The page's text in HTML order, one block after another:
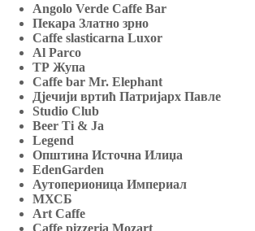
Angolo Verde Caffe Bar
Пекара Златно зрно
Caffe slasticarna Luxor
Al Parco
ТР Жупа
Caffe bar Mr. Elephant
Дјечији вртић Патријарх Павле
Studio Club
Beer Ti & Ja
Legend
Општина Источна Илиџа
EdenGarden
Аутоперионица Империал
МХСБ
Art Caffe
Caffe pizzeria Mozart